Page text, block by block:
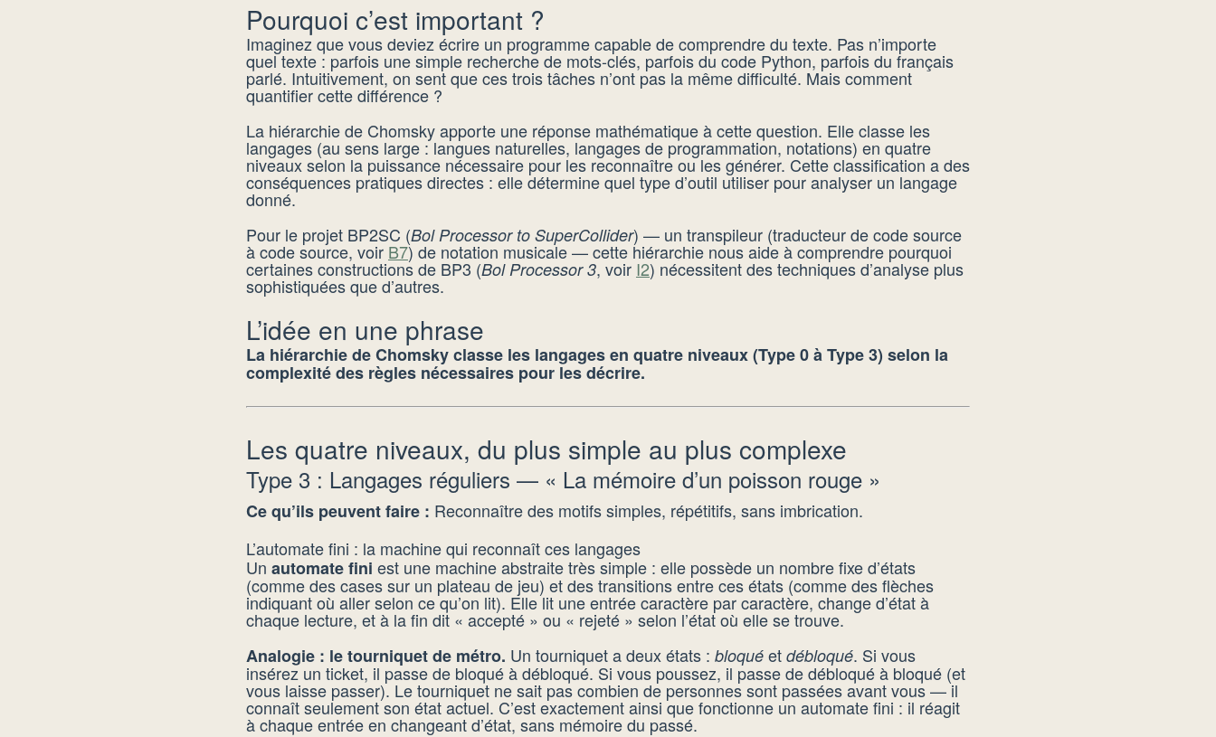
Pourquoi c’est important ?
Imaginez que vous deviez écrire un programme capable de comprendre du texte. Pas n’importe
quel texte : parfois une simple recherche de mots-clés, parfois du code Python, parfois du français
parlé. Intuitivement, on sent que ces trois tâches n’ont pas la même difficulté. Mais comment
quantifier cette différence ?
La hiérarchie de Chomsky apporte une réponse mathématique à cette question. Elle classe les
langages (au sens large : langues naturelles, langages de programmation, notations) en quatre
niveaux selon la puissance nécessaire pour les reconnaître ou les générer. Cette classification a des
conséquences pratiques directes : elle détermine quel type d’outil utiliser pour analyser un langage
donné.
Pour le projet BP2SC (Bol Processor to SuperCollider) — un transpileur (traducteur de code source
à code source, voir B7) de notation musicale — cette hiérarchie nous aide à comprendre pourquoi
certaines constructions de BP3 (Bol Processor 3, voir I2) nécessitent des techniques d’analyse plus
sophistiquées que d’autres.
L’idée en une phrase
La hiérarchie de Chomsky classe les langages en quatre niveaux (Type 0 à Type 3) selon la
complexité des règles nécessaires pour les décrire.
Les quatre niveaux, du plus simple au plus complexe
Type 3 : Langages réguliers — « La mémoire d’un poisson rouge »
Ce qu’ils peuvent faire : Reconnaître des motifs simples, répétitifs, sans imbrication.
L’automate fini : la machine qui reconnaît ces langages
Un automate fini est une machine abstraite très simple : elle possède un nombre fixe d’états
(comme des cases sur un plateau de jeu) et des transitions entre ces états (comme des flèches
indiquant où aller selon ce qu’on lit). Elle lit une entrée caractère par caractère, change d’état à
chaque lecture, et à la fin dit « accepté » ou « rejeté » selon l’état où elle se trouve.
Analogie : le tourniquet de métro. Un tourniquet a deux états : bloqué et débloqué. Si vous
insérez un ticket, il passe de bloqué à débloqué. Si vous poussez, il passe de débloqué à bloqué (et
vous laisse passer). Le tourniquet ne sait pas combien de personnes sont passées avant vous — il
connaît seulement son état actuel. C’est exactement ainsi que fonctionne un automate fini : il réagit
à chaque entrée en changeant d’état, sans mémoire du passé.